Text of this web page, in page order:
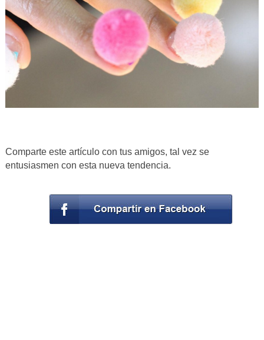
Comparte este artículo con tus amigos, tal vez se
entusiasmen con esta nueva tendencia.